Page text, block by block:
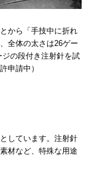
から「手技中に折れ
全体の太さは26ゲー
の段付き注射針を試
申請中）
しています。注射針
材など、特殊な用途